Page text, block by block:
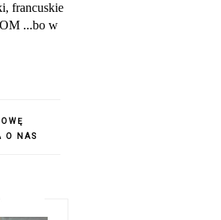
francuskie
...bo w
O NAS